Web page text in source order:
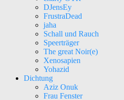
DJensEy
FrustraDead
jaha
Schall und Rauch
Speerträger
The great Noir(e)
Xenosapien
Yohazid
Dichtung
Aziz Onuk
Frau Fenster